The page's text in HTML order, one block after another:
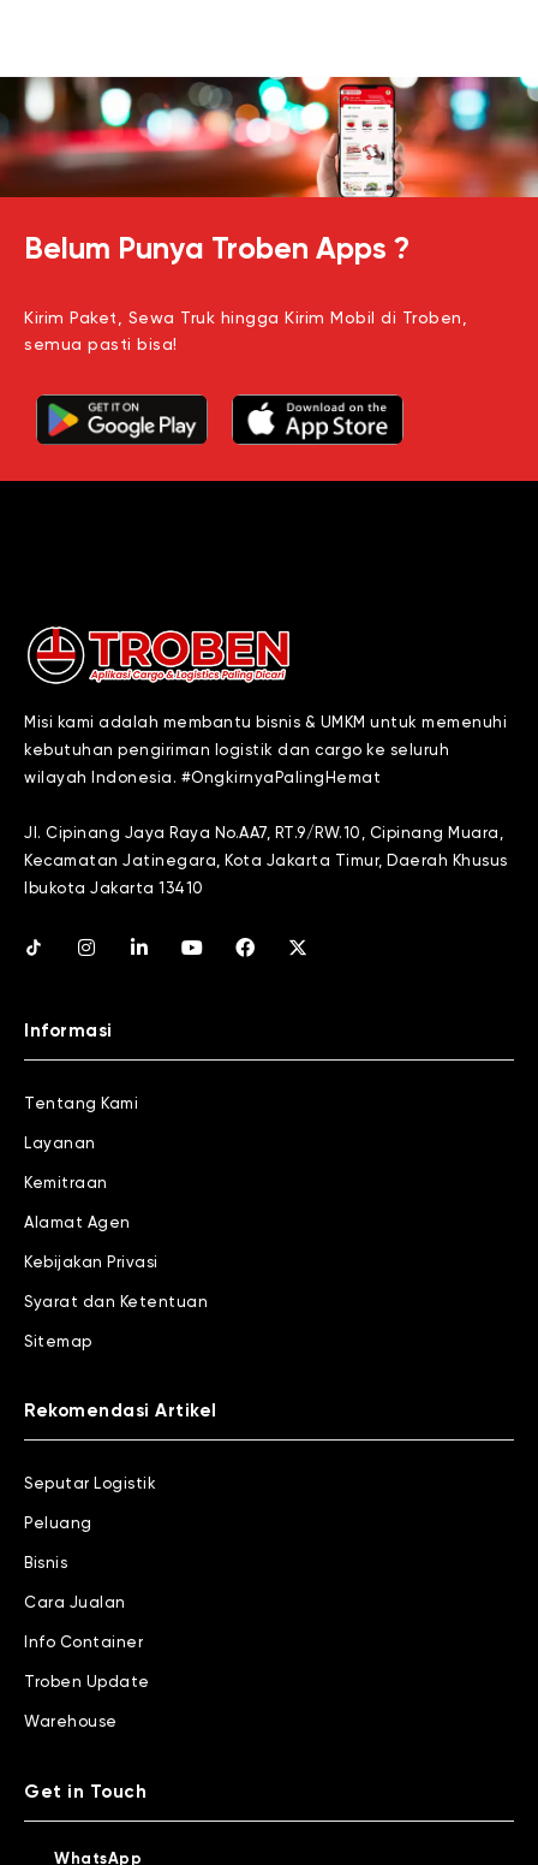
Belum Punya Troben Apps ?
Kirim Paket, Sewa Truk hingga Kirim Mobil di Troben,
semua pasti bisa!
Misi kami adalah membantu bisnis & UMKM untuk memenuhi
kebutuhan pengiriman logistik dan cargo ke seluruh
wilayah Indonesia. #OngkirnyaPalingHemat
Jl. Cipinang Jaya Raya No.AA7, RT.9/RW.10, Cipinang Muara,
Kecamatan Jatinegara, Kota Jakarta Timur, Daerah Khusus
Ibukota Jakarta 13410
Informasi
Tentang Kami
Layanan
Kemitraan
Alamat Agen
Kebijakan Privasi
Syarat dan Ketentuan
Sitemap
Rekomendasi Artikel
Seputar Logistik
Peluang
Bisnis
Cara Jualan
Info Container
Troben Update
Warehouse
Get in Touch
WhatsApp